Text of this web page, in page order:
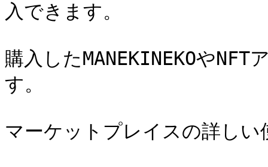
入できます。
購入したMANEKINEKOや
す。
マーケットプレイスの詳し